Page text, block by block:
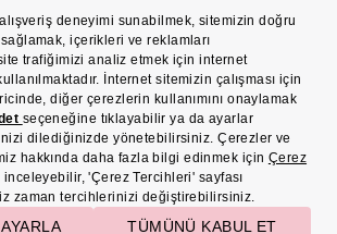
A.Ş. Franchise lisansı aracılığıyla işletilen ticari
Bazlı Müşteri Aydınlatma Metni
Üyelik ve Gizlilik Sözleşmesi
İşlem Rehberi